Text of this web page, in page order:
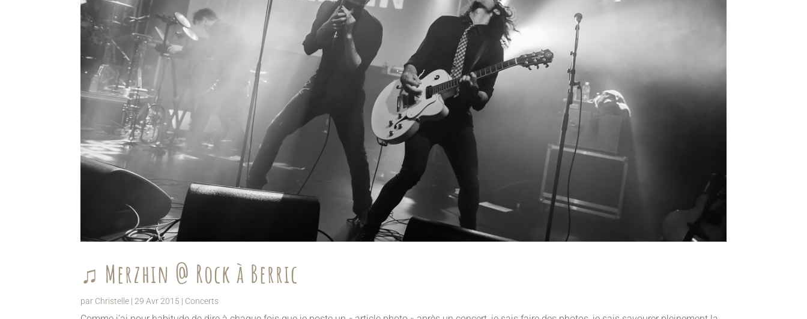
♫ Merzhin @ Rock à Berric
par Christelle |29 Avr 2015 | Concerts